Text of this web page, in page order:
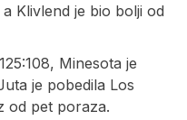
Klivlend je bio bolji od
Minesota je
je pobedila Los
od pet poraza.